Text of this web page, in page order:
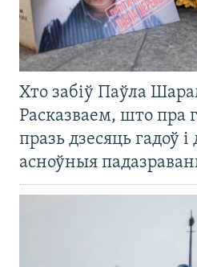
Хто забіў Паўла
Расказваем, што пра
празь дзесяць гадоў і
асноўныя